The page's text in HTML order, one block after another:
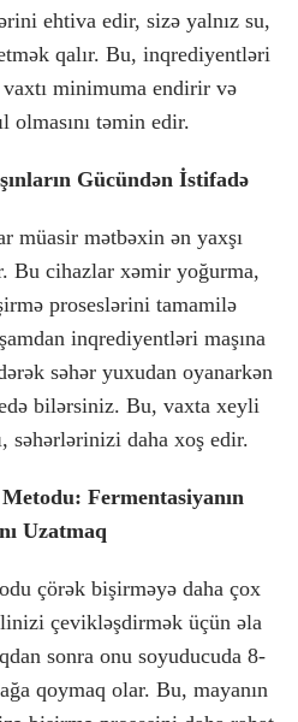
ehtiva edir, sizə yalnız su,
qalır. Bu, inqrediyentləri
minimuma endirir və
olmasını təmin edir.
Gücündən İstifadə
müasir mətbəxin ən yaxşı
Bu cihazlar xəmir yoğurma,
proseslərini tamamilə
inqrediyentləri maşına
səhər yuxudan oyanarkən
bilərsiniz. Bu, vaxta xeyli
səhərlərinizi daha xoş edir.
Fermentasiyanın
Uzatmaq
çörək bişirməyə daha çox
çevikləşdirmək üçün əla
sonra onu soyuducuda 8-
qoymaq olar. Bu, mayanın